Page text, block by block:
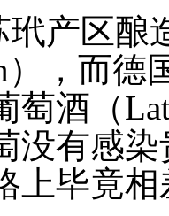
玳产区酿
），而德
萄酒（
没有感
上毕竟